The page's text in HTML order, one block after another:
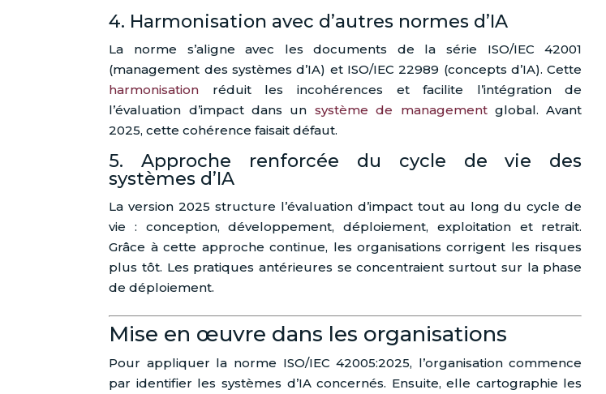
4. Harmonisation avec d’autres normes d’IA
La norme s’aligne avec les documents de la série ISO/IEC 42001
(management des systèmes d’IA) et ISO/IEC 22989 (concepts d’IA). Cette
harmonisation réduit les incohérences et facilite l’intégration de
l’évaluation d’impact dans un système de managementglobal. Avant
2025, cette cohérence faisait défaut.
5. Approche renforcée du cycle de vie des
systèmes d’IA
La version 2025 structure l’évaluation d’impact tout au long du cycle de
vie : conception, développement, déploiement, exploitation et retrait.
Grâce à cette approche continue, les organisations corrigent les risques
plus tôt. Les pratiques antérieures se concentraient surtout sur la phase
de déploiement.
Mise en œuvre dans les organisations
Pour appliquer la norme ISO/IEC 42005:2025, l’organisation commence
par identifier les systèmes d’IA concernés. Ensuite, elle cartographie les